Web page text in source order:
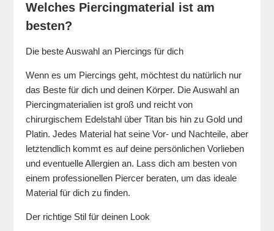
Welches Piercingmaterial ist am
besten?
Die beste Auswahl an Piercings für dich
Wenn es um Piercings geht, möchtest du natürlich nur
das Beste für dich und deinen Körper. Die Auswahl an
Piercingmaterialien ist groß und reicht von
chirurgischem Edelstahl über Titan bis hin zu Gold und
Platin. Jedes Material hat seine Vor- und Nachteile, aber
letztendlich kommt es auf deine persönlichen Vorlieben
und eventuelle Allergien an. Lass dich am besten von
einem professionellen Piercer beraten, um das ideale
Material für dich zu finden.
Der richtige Stil für deinen Look